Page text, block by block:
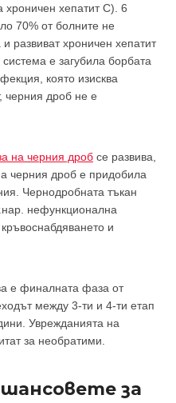
хепатит С). 6
70% от болните не
развиват хроничен хепатит
е загубила борбата
която изисква
черния дроб не е
на черния дроб се развива,
черния дроб е придобила
Чернодробната тъкан
нефункционална
и
е финалната фаза от
между 3-ти и 4-ти етап
Уврежданията на
за необратими.
за